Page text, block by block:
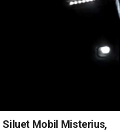
Siluet Mobil Misterius,